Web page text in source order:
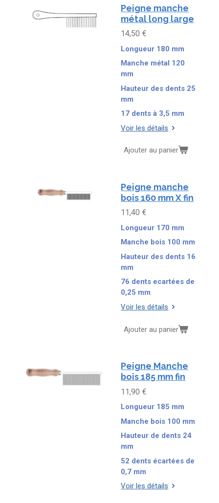
Peigne manche
métal long large
14,50 €
Longueur 180 mm
Manche métal 120
mm
Hauteur des dents 25
mm
17 dents à 3,5 mm
Voir les détails
Ajouter au panier
Peigne manche
bois 160 mm X fin
11,40 €
Longueur 170 mm
Manche bois 100 mm
Hauteur des dents 16
mm
76 dents ecartées de
0,25 mm
Voir les détails
Ajouter au panier
Peigne Manche
bois 185 mm fin
11,90 €
Longueur 185 mm
Manche bois 100 mm
Hauteur de dents 24
mm
52 dents écartées de
0,7 mm
Voir les détails